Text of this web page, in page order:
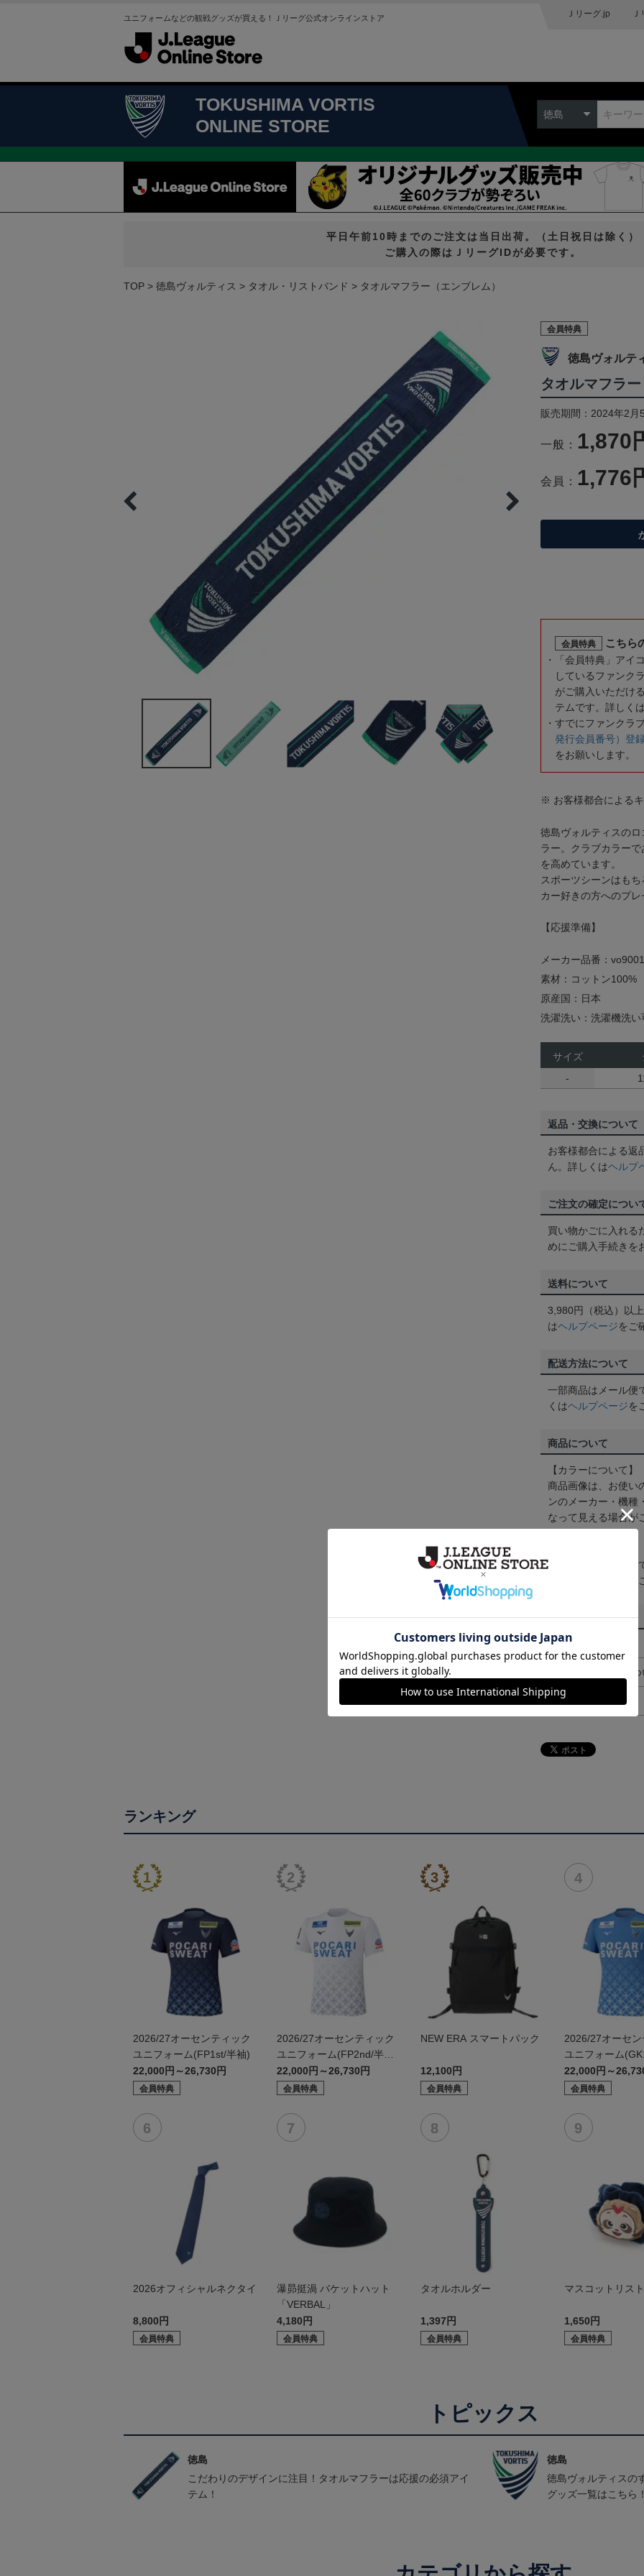
ユニフォームなどの観戦グッズが買える！Ｊリーグ公式オンラインストア Ｊリーグ.jp
TOKUSHIMA VORTIS
ONLINE STORE
徳島
平日午前10時までのご注文は当日出荷。（土日祝日は除く）
ご購入の際はＪリーグIDが必要です。
TOP 徳島ヴォルティス タオル・リストバンド タオルマフラー（エンブレム）
会員特典
徳島ヴォルテ
タオルマフラ
販売期間：2024年2月
一般： 1,870
会員： 1,776
会員特典 こちら
「会員特典」アイ
しているファンク
がご購入いただけ
テムです。詳しく
すでにファンクラ
発行会員番号）登
をお願いします。
※ お客様都合による
徳島ヴォルティスの
ラー。クラブカラー
を高めています。
スポーツシーンはも
カー好きの方へのプ
【応援準備】
メーカー品番：
素材：コットン100%
原産国：日本
洗濯洗い：洗濯機洗い
サイズ
-
返品・交換について
お客様都合による返
ん。詳しくはヘルプ
ご注文の確定につい
買い物かごに入れる
めにご購入手続きを
送料について
3,980円（税込）以
はヘルプページをご
配送方法について
一部商品はメール便
くはヘルプページを
商品について
【カラーについて】
商品画像は、お使い
ンのメーカー・機種
なって見える場合が
取り扱い商品によっ
予告なく変更にな
その他
決済について
ギフト対応に
ヘルプページ
ランキング
2026/27オーセンティック
ユニフォーム(FP1st/半袖)
22,000円～26,730円
会員特典
2026/27オーセンティック
ユニフォーム(FP2nd/半
袖）
22,000円～26,730円
会員特典
NEW ERA スマートパック
12,100円
会員特典
2026/27オーセ
ユニフォーム
22,000円～
会員特典
2026オフィシャルネクタイ
8,800円
会員特典
瀑昴挺渦 バケットハット
「VERBAL」
4,180円
会員特典
タオルホルダー
1,397円
会員特典
マスコットリス
1,650円
会員特典
トピックス
徳島
こだわりのデザインに注目！タオルマフラーは応援の必須アイ
テム！
徳島
徳島ヴォルティスの
グッズ一覧はこちら